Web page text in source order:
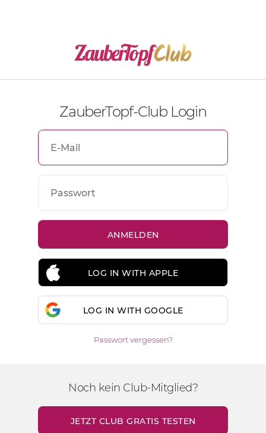
ZauberTopf-Club Login
LOG IN WITH APPLE
LOG IN WITH GOOGLE
Passwort vergessen?
Noch kein Club-Mitglied?
JETZT CLUB GRATIS TESTEN